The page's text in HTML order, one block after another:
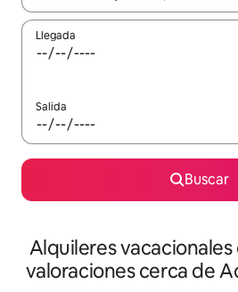
Llegada
Salida
Buscar
Alquileres
valoraciones cerca de